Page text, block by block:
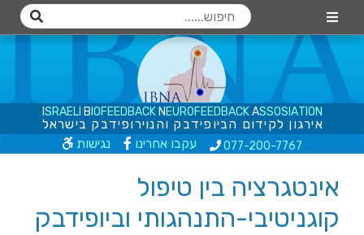
SRAELI B OFEEDBACK N EUROFEEDBACK ASSOS AT ON
אירגון לקידום הביו פידב ק והנוירופידב ק בישראל
077-200-7767 עקבו אחרינו נגישות
אינטגרציה בין טיפול
קוגניטיבי-התנהגותי וביופידבק